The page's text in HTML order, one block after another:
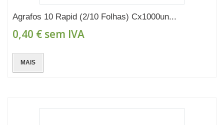
Agrafos 10 Rapid (2/10 Folhas) Cx1000un...
0,40 € sem IVA
MAIS